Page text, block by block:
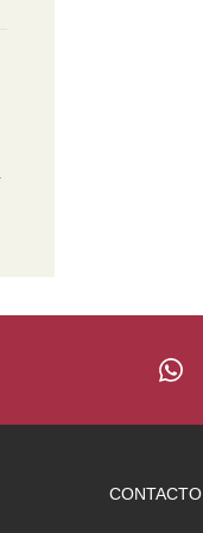
CONTACTO